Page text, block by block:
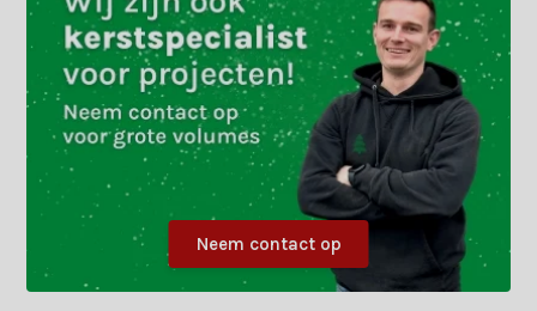
Neem contact op